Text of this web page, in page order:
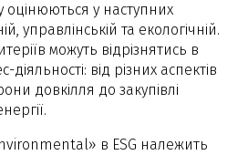
оцінюються у наступних
управлінській та екологічній.
можуть відрізнятись в
діяльності: від різних аспектів
довкілля до закупівлі
в ESG належить